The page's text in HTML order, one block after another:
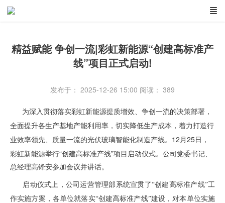
精益赋能 争创一流|彩虹新能源“创建高标准产
线”项目正式启动!
发布于： 2025-12-26 15:00 阅读： 389
为深入贯彻落实彩虹新能源提质增效、争创一流的决策部署，
全面提升各生产基地产能利用率，切实降低生产成本，着力打造行
业效率领先、质量一流的光伏玻璃智能化制造产线。 12月25日，
彩虹新能源举行“创建高标准产线”项目启动仪式。公司党委书记、
总经理高锋安参加会议并讲话。
启动仪式上，公司运营管理部系统宣贯了“创建高标准产线”工
作实施方案，各单位就落实“创建高标准产线”建设，对本单位实施